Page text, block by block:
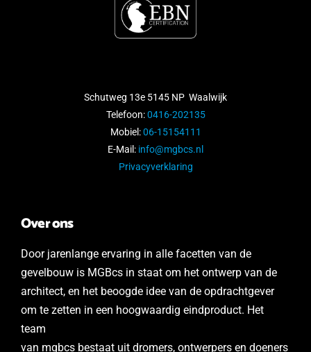
Schutweg 13e 5145 NP Waalwijk
Telefoon:0416-202135
Mobiel:06-15154111
E-Mail: info@mgbcs.nl
Privacyverklaring
Over ons
Door jarenlange ervaring in alle facetten van de
gevelbouw is MGBcs in staat om het ontwerp van de
architect, en het beoogde idee van de opdrachtgever
om te zetten in een hoogwaardig eindproduct. Het
team
van mgbcs bestaat uit dromers, ontwerpers en doeners